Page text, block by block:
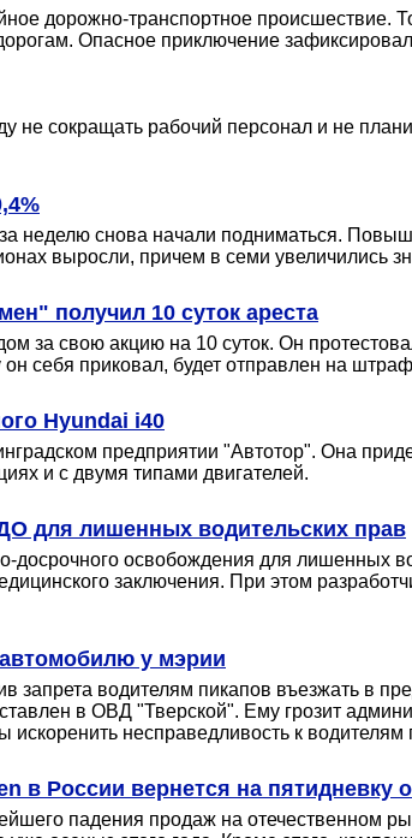
дорожно-транспортное
Опасное приключение
не сокращать рабочий персонал и не
неделю снова начали подниматься.
выросли, причем в семи увеличились
получил 10 суток ареста
за свою акцию на 10 суток. Он
себя приковал, будет отправлен на
Hyundai i40
предприятии "Автотор". Она
и с двумя типами двигателей.
для лишенных водительских прав
освобождения для лишенных
заключения. При этом
у мэрии
запрета водителям пикапов въезжать в
в ОВД "Тверской". Ему грозит
несправедливость к водителям
в России вернется на пятидневку
падения продаж на отечественном